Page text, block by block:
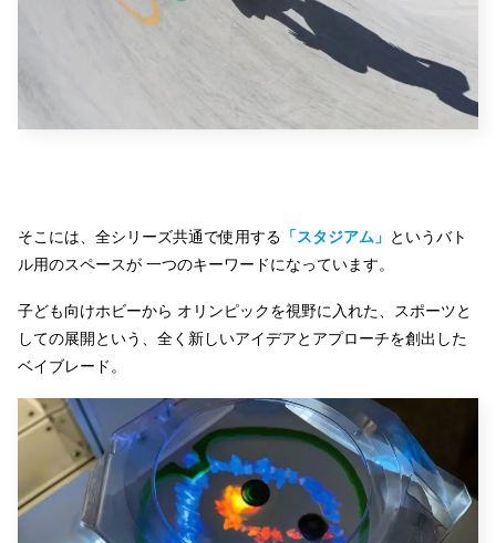
そこには、全シリーズ共通で使用する 「スタジアム」 というバト
ル用のスペースが 一つのキーワードになっています。
子ども向けホビーから オリンピックを視野に入れた、スポーツと
しての展開という、全く新しいアイデアとアプローチを創出した
ベイブレード。